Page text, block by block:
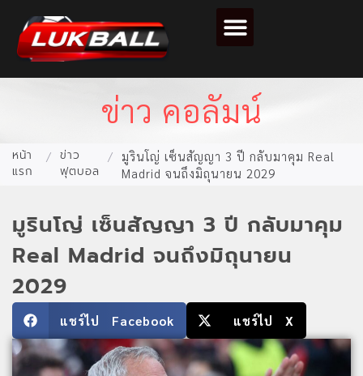
ข่าว คอลัมน์
หน้า
แรก
/ ข่าว
ฟุตบอล
/
มูรินโญ่ เซ็นสัญญา 3 ปี กลับมาคุม Real
Madrid จนถึงมิถุนายน 2029
มูรินโญ่ เซ็นสัญญา 3 ปี กลับมาคุม
Real Madrid จนถึงมิถุนายน
2029
แชร์ไป Facebook แชร์ไป X